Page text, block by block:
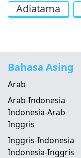
Adiatama
Bahasa Asing
Arab
Arab-Indonesia
Indonesia-Arab
Inggris
Inggris-Indonesia
Indonesia-Inggris